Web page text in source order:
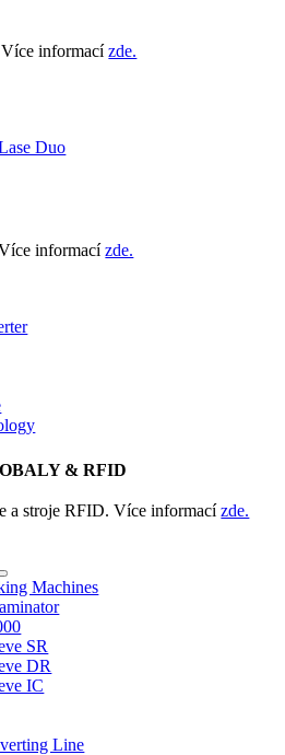
Více informacízde.
Duo
informacízde.
& RFID
a stroje RFID. Více informacízde.
Machines
SR
DR
IC
Line